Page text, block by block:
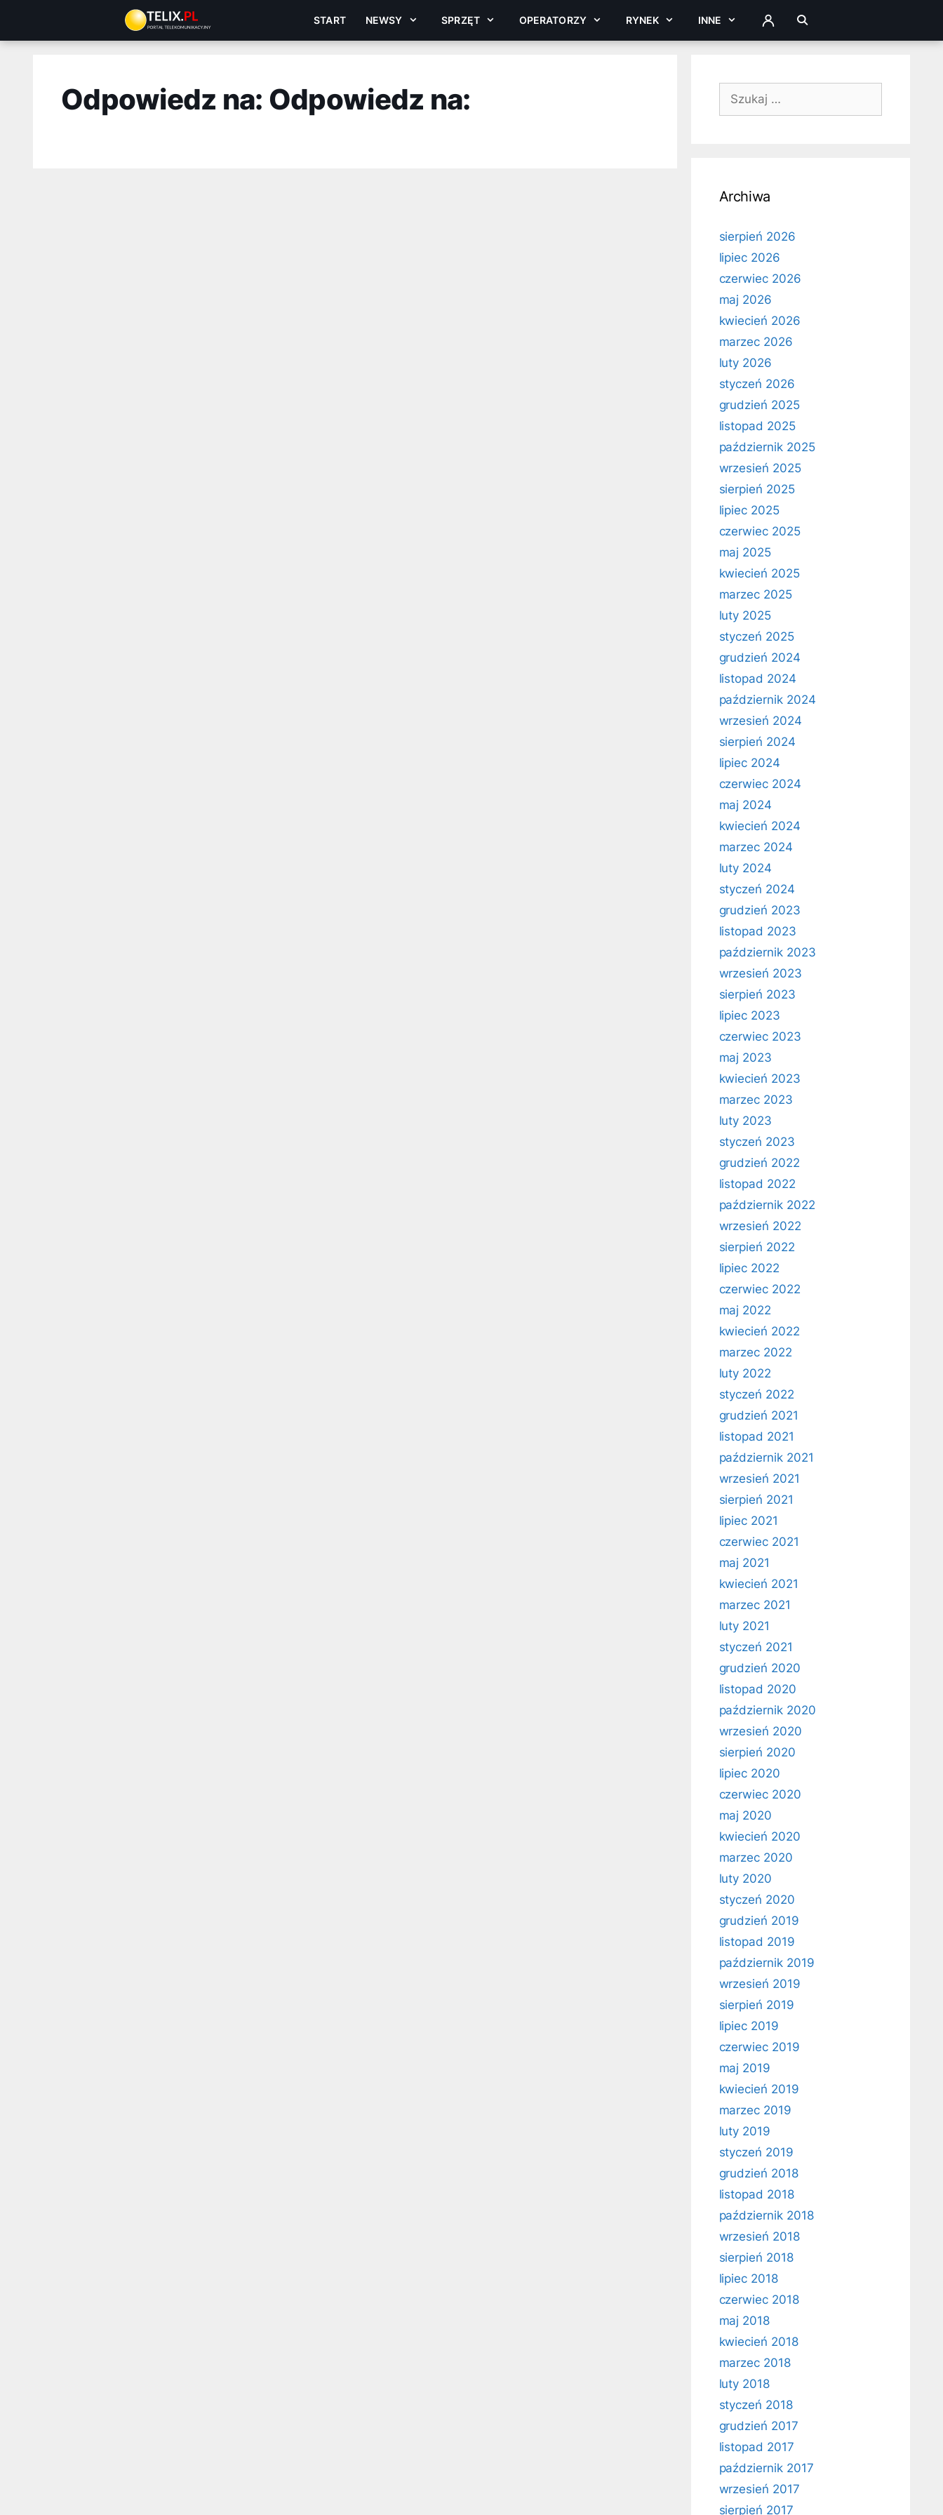
treści
START NEWSY SPRZĘT OPERATORZY RYNEK INNE ZALOGUJ
Odpowiedz na: Odpowiedz na: Szukaj:
Archiwa
sierpień 2026
lipiec 2026
czerwiec 2026
maj 2026
kwiecień 2026
marzec 2026
luty 2026
styczeń 2026
grudzień 2025
listopad 2025
październik 2025
wrzesień 2025
sierpień 2025
lipiec 2025
czerwiec 2025
maj 2025
kwiecień 2025
marzec 2025
luty 2025
styczeń 2025
grudzień 2024
listopad 2024
październik 2024
wrzesień 2024
sierpień 2024
lipiec 2024
czerwiec 2024
maj 2024
kwiecień 2024
marzec 2024
luty 2024
styczeń 2024
grudzień 2023
listopad 2023
październik 2023
wrzesień 2023
sierpień 2023
lipiec 2023
czerwiec 2023
maj 2023
kwiecień 2023
marzec 2023
luty 2023
styczeń 2023
grudzień 2022
listopad 2022
październik 2022
wrzesień 2022
sierpień 2022
lipiec 2022
czerwiec 2022
maj 2022
kwiecień 2022
marzec 2022
luty 2022
styczeń 2022
grudzień 2021
listopad 2021
październik 2021
wrzesień 2021
sierpień 2021
lipiec 2021
czerwiec 2021
maj 2021
kwiecień 2021
marzec 2021
luty 2021
styczeń 2021
grudzień 2020
listopad 2020
październik 2020
wrzesień 2020
sierpień 2020
lipiec 2020
czerwiec 2020
maj 2020
kwiecień 2020
marzec 2020
luty 2020
styczeń 2020
grudzień 2019
listopad 2019
październik 2019
wrzesień 2019
sierpień 2019
lipiec 2019
czerwiec 2019
maj 2019
kwiecień 2019
marzec 2019
luty 2019
styczeń 2019
grudzień 2018
listopad 2018
październik 2018
wrzesień 2018
sierpień 2018
lipiec 2018
czerwiec 2018
maj 2018
kwiecień 2018
marzec 2018
luty 2018
styczeń 2018
grudzień 2017
listopad 2017
październik 2017
wrzesień 2017
sierpień 2017